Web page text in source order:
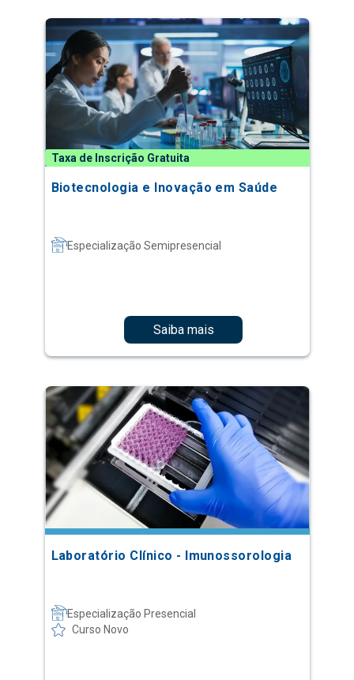
Taxa de Inscrição Gratuita
Biotecnologia e Inovação em Saúde
Especialização Semipresencial
Saiba mais
Laboratório Clínico - Imunossorologia
Especialização Presencial
Curso Novo